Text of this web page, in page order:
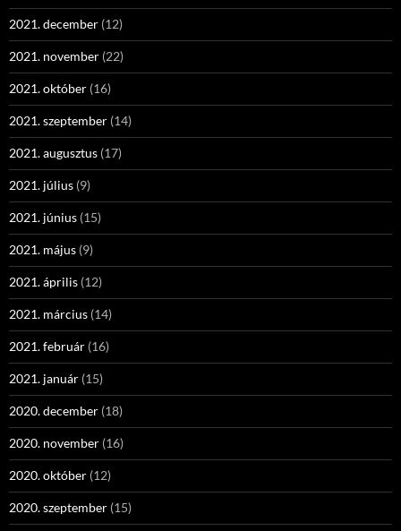
2021. december (12)
2021. november (22)
2021. október (16)
2021. szeptember (14)
2021. augusztus (17)
2021. július (9)
2021. június (15)
2021. május (9)
2021. április (12)
2021. március (14)
2021. február (16)
2021. január (15)
2020. december (18)
2020. november (16)
2020. október (12)
2020. szeptember (15)